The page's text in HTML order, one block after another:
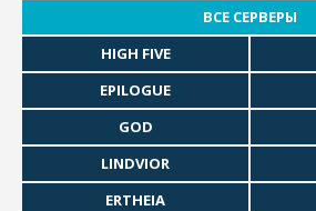
ВСЕ СЕРВЕРЫ
HIGH FIVE
EPILOGUE
GOD
LINDVIOR
ERTHEIA